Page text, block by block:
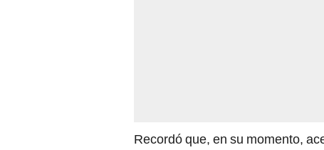
Recordó que, en su momento,